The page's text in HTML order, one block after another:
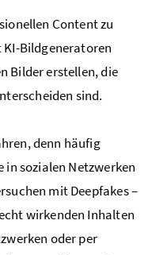
Content zu
KI-Bildgeneratoren
Bilder erstellen, die
sind.
denn häufig
in sozialen Netzwerken
mit Deepfakes –
wirkenden Inhalten
oder per